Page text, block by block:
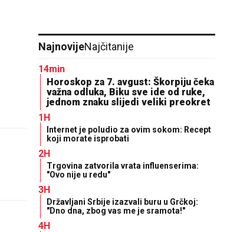
NajnovijeNajčitanije
14min
Horoskop za 7. avgust: Škorpiju čeka
važna odluka, Biku sve ide od ruke,
jednom znaku slijedi veliki preokret
1H
Internet je poludio za ovim sokom: Recept
koji morate isprobati
2H
Trgovina zatvorila vrata influenserima:
"Ovo nije u redu"
3H
Državljani Srbije izazvali buru u Grčkoj:
"Dno dna, zbog vas me je sramota!"
4H